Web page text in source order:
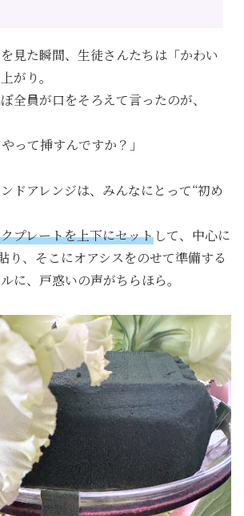
見た瞬間、生徒さんたちは「かわい
がり。
全員が口をそろえて言ったのが、
って挿すんですか？」
ドアレンジは、みんなにとって“初め
プレートを上下にセットして、中心に
り、そこにオアシスをのせて準備する
、戸惑いの声がちらほら。